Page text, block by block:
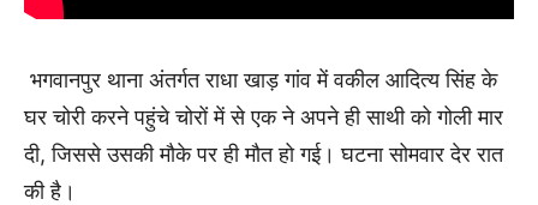
भगवानपुर थाना अंतर्गत राधा खाड़ गांव में वकील आदित्य सिंह के
घर चोरी करने पहुंचे चोरों में से एक ने अपने ही साथी को गोली मार
दी, जिससे उसकी मौके पर ही मौत हो गई। घटना सोमवार देर रात
की है।